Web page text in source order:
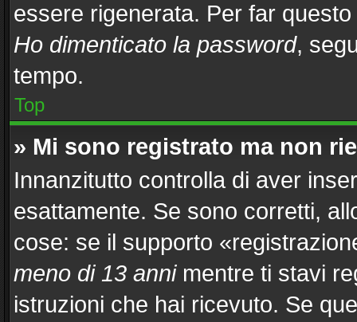
essere rigenerata. Per far
Ho dimenticato la password,
tempo.
Top
» Mi sono registrato ma non
Innanzitutto controlla di aver
esattamente. Se sono corretti,
cose: se il supporto
meno di 13 annimentre ti stavi
istruzioni che hai ricevuto. Se